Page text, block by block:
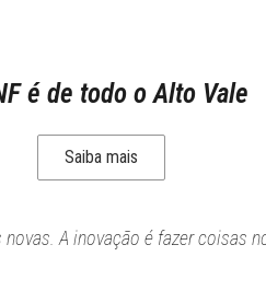
é de todo o Alto Vale
Saiba mais
A inovação é fazer coisas